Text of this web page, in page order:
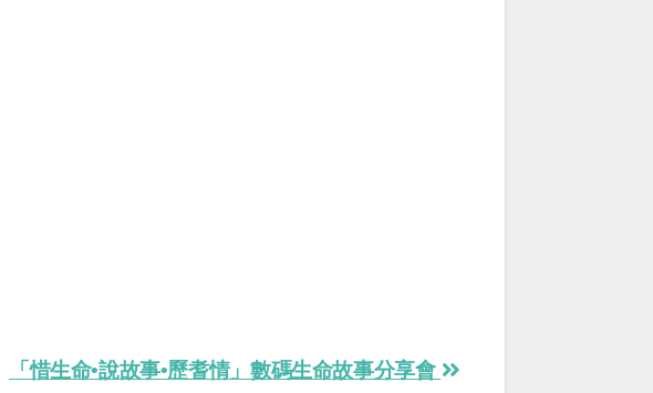
「惜生命•說故事•歷耆情」數碼生命故事分享會